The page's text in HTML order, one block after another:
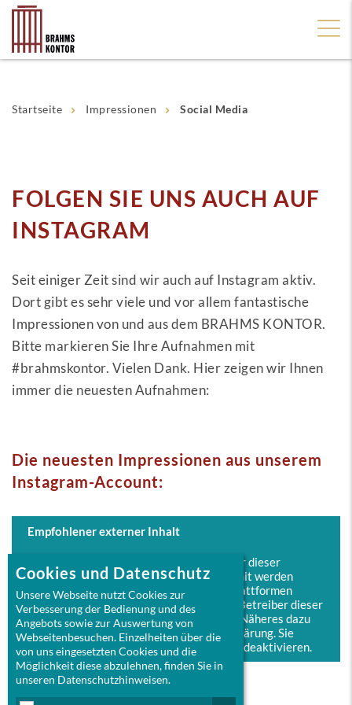
Startseite Impressionen Social Media
FOLGEN SIE UNS AUCH AUF
INSTAGRAM
Seit einiger Zeit sind wir auch auf Instagram aktiv.
Dort gibt es sehr viele und vor allem fantastische
Impressionen von und aus dem BRAHMS KONTOR.
Bitte markieren Sie Ihre Aufnahmen mit
#brahmskontor. Vielen Dank. Hier zeigen wir Ihnen
immer die neuesten Aufnahmen:
Die neuesten Impressionen aus unserem
Instagram-Account:
Empfohlener externer Inhalt
Ich bin damit einverstanden, dass mir dieser
Instagram-Feed angezeigt wird. Damit werden
personenbezogene Daten an Drittplattformen
(Instagram/Meta) übermittelt. Der Betreiber dieser
Website hat darauf keinen Einfluss. Näheres dazu
lesen Sie in unserer Datenschutzerklärung. Sie
können die Anzeige jederzeit wieder deaktivieren.
Cookies und Datenschutz
Unsere Webseite nutzt Cookies zur
Verbesserung der Bedienung und des
Angebots sowie zur Auswertung von
Webseitenbesuchen. Einzelheiten über die
von uns eingesetzten Cookies und die
Möglichkeit diese abzulehnen, finden Sie in
unseren Datenschutzhinweisen.